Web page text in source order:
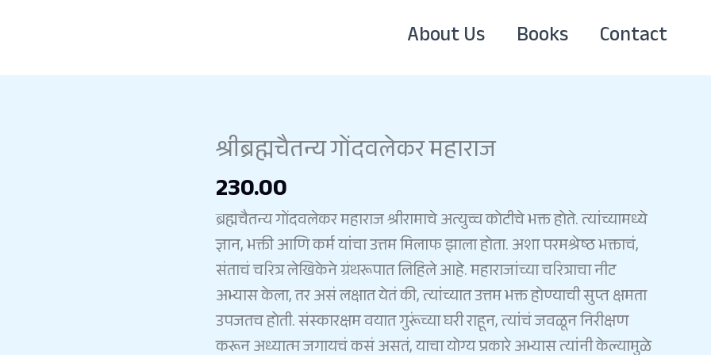
About Us Books Contact
श्रीब्रह्मचैतन्य गोंदवलेकर महाराज
230.00
ब्रह्मचैतन्यगोंदवलेकरमहाराजश्रीरामाचेअत्युच्चकोटीचेभक्तहोते.त्यांच्यामध्ये
ज्ञान,भक्तीआणिकर्मयांचाउत्तममिलाफझालाहोता.अशापरमश्रेष्ठभक्ताचं,
संताचंचरित्रलेखिकेनेग्रंथरूपातलिहिलेआहे.महाराजांच्याचरित्राचानीट
अभ्यासकेला,तरअसंलक्षातयेतंकी,त्यांच्यातउत्तमभक्तहोण्याचीसुप्तक्षमता
उपजतचहोती.संस्कारक्षमवयातगुरूंच्याघरीराहून,त्यांचंजवळूननिरीक्षण
करूनअध्यात्मजगायचंकसंअसतं,याचायोग्यप्रकारेअभ्यासत्यांनीकेल्यामुळे